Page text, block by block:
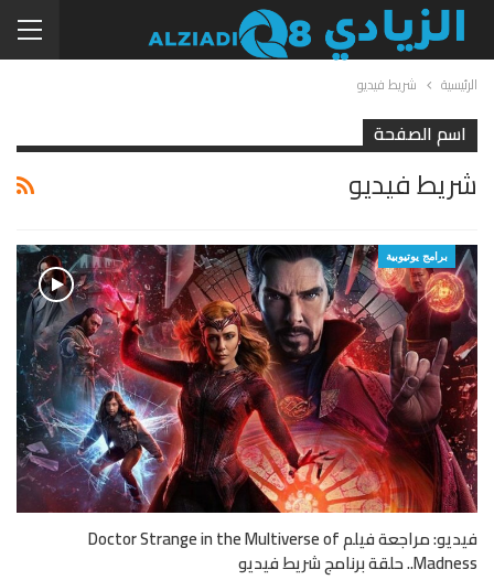
الرئيسية شريط فيديو
اسم الصفحة
شريط فيديو
برامج يوتيوبية
فيديو: مراجعة فيلم Doctor Strange in the Multiverse of
Madness.. حلقة برنامج شريط فيديو